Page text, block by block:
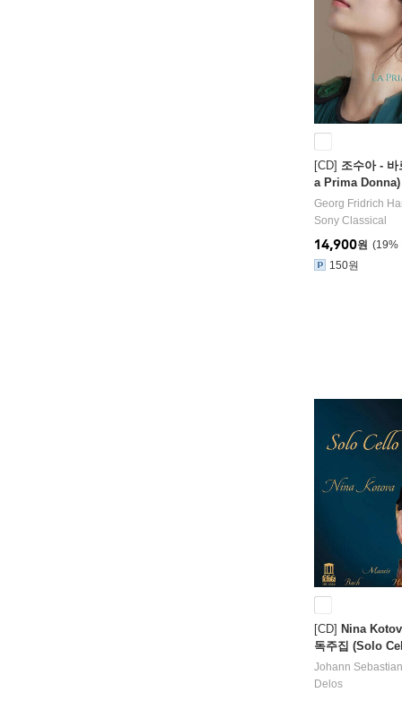
[CD] 조수아 -
a Prima Donna)
Georg Fridrich
Sony Classical
19%
14,900원
150원
[CD] Nina
독주집 (Solo
Johann
Delos